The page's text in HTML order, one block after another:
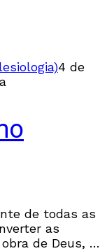
4 de
de todas as
as
de Deus, e